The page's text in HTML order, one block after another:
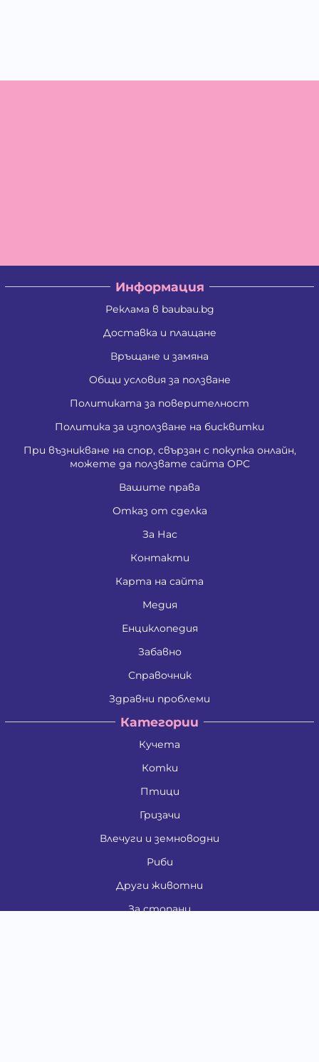
Информация
Реклама в baubau.bg
Доставка и плащане
Връщане и замяна
Общи условия за ползване
Политиката за поверителност
Политика за използване на бисквитки
При възникване на спор, свързан с покупка онлайн,
можете да ползвате сайта ОРС
Вашите права
Отказ от сделка
За Нас
Контакти
Карта на сайта
Медия
Енциклопедия
Забавно
Справочник
Здравни проблеми
Категории
Кучета
Котки
Птици
Гризачи
Влечуги и земноводни
Риби
Други животни
За стопани